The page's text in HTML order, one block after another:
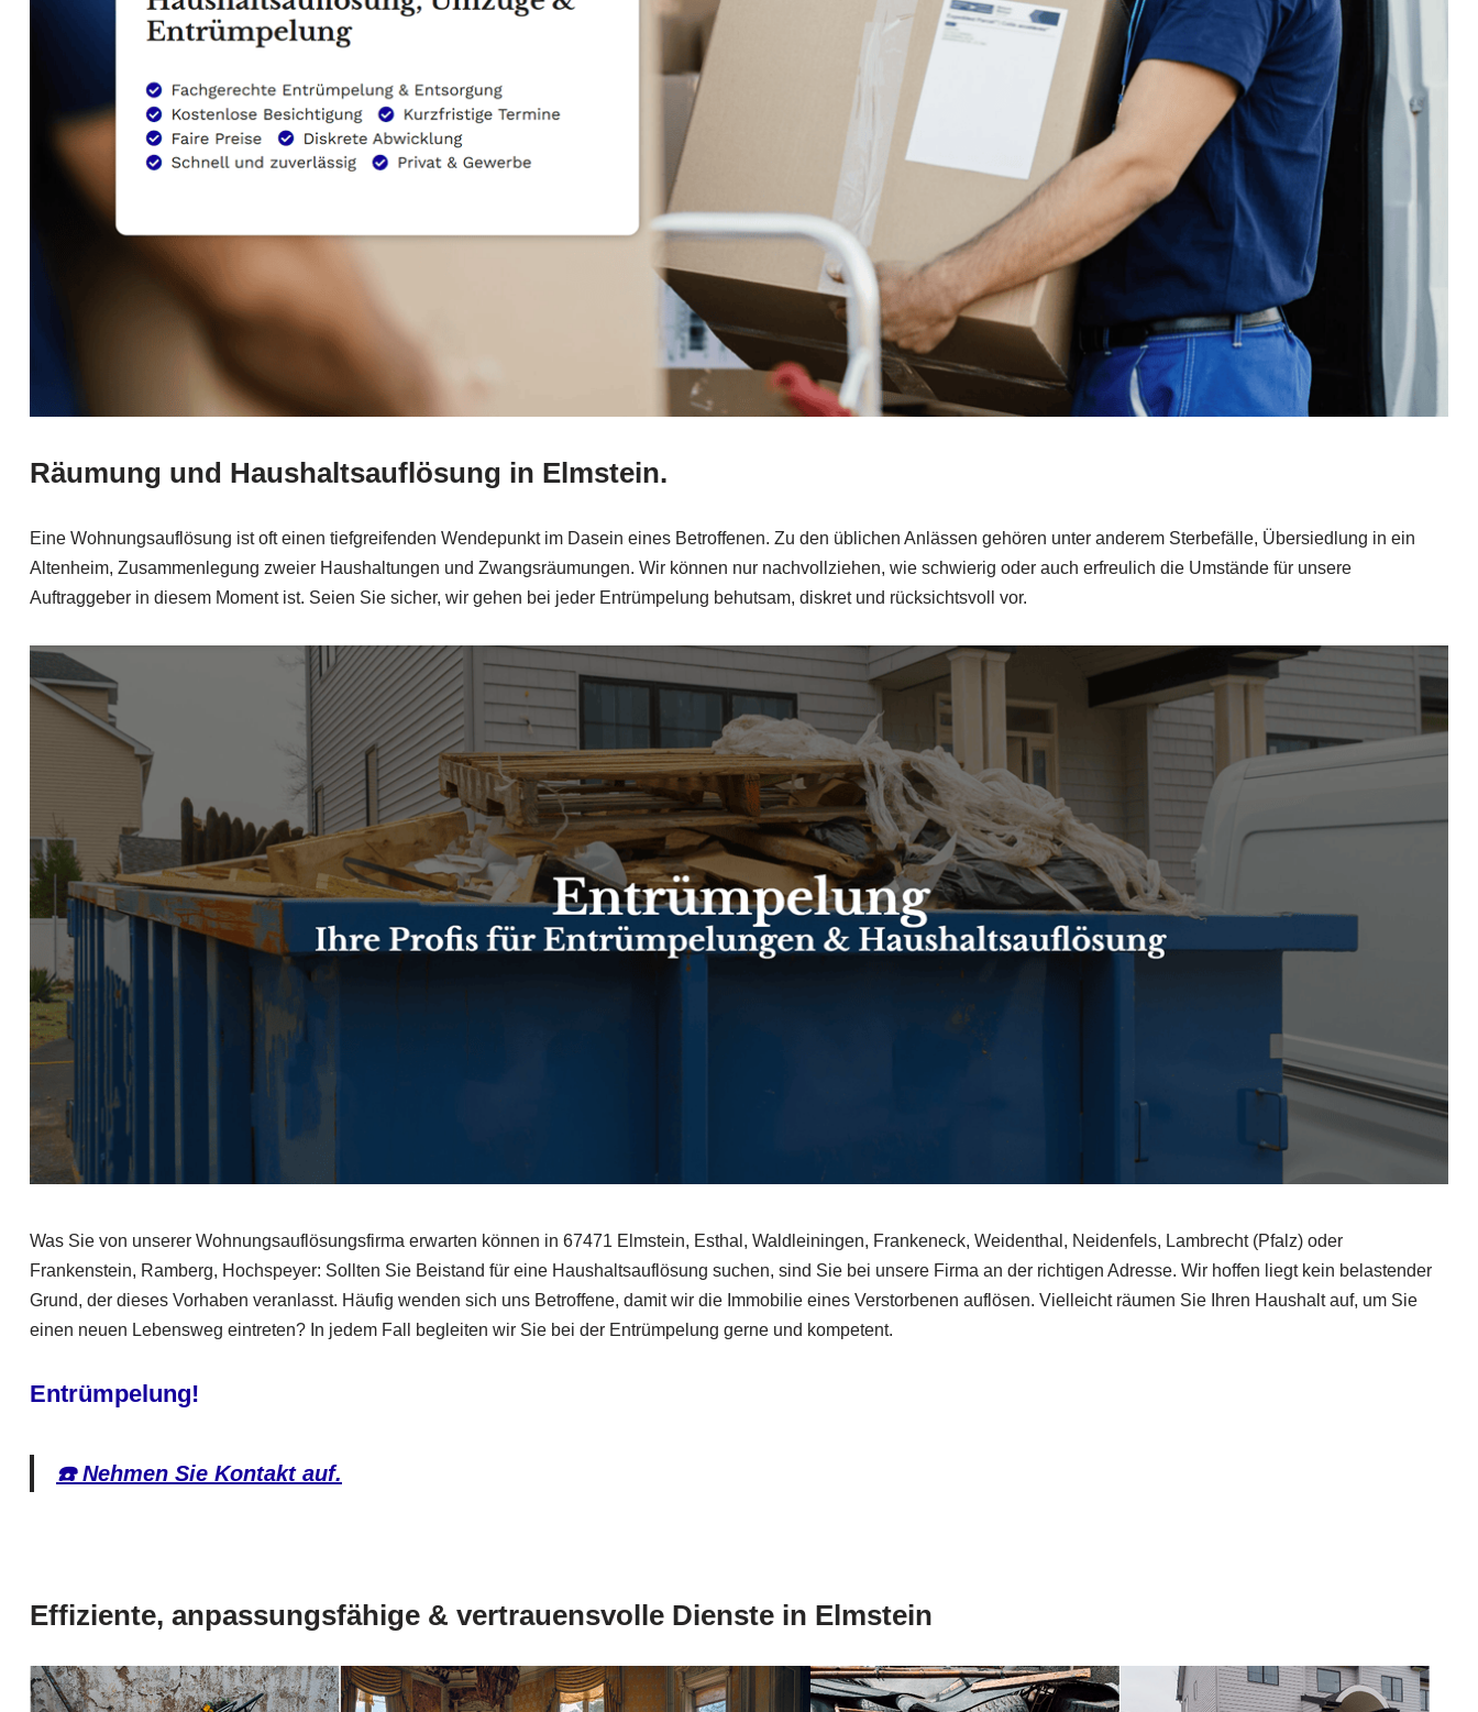
Räumung und Haushaltsauflösung in Elmstein.
Eine Wohnungsauflösung ist oft einen tiefgreifenden Wendepunkt im Dasein eines Betroffenen. Zu den üblichen Anlässen gehören unter anderem Sterbefälle, Übersiedlung in ein
Altenheim, Zusammenlegung zweier Haushaltungen und Zwangsräumungen. Wir können nur nachvollziehen, wie schwierig oder auch erfreulich die Umstände für unsere
Auftraggeber in diesem Moment ist. Seien Sie sicher, wir gehen bei jeder Entrümpelung behutsam, diskret und rücksichtsvoll vor.
Was Sie von unserer Wohnungsauflösungsfirma erwarten können in 67471 Elmstein, Esthal, Waldleiningen, Frankeneck, Weidenthal, Neidenfels, Lambrecht (Pfalz) oder
Frankenstein, Ramberg, Hochspeyer: Sollten Sie Beistand für eine Haushaltsauflösung suchen, sind Sie bei unsere Firma an der richtigen Adresse. Wir hoffen liegt kein belastender
Grund, der dieses Vorhaben veranlasst. Häufig wenden sich uns Betroffene, damit wir die Immobilie eines Verstorbenen auflösen. Vielleicht räumen Sie Ihren Haushalt auf, um Sie
einen neuen Lebensweg eintreten? In jedem Fall begleiten wir Sie bei der Entrümpelung gerne und kompetent.
Entrümpelung!
☎️ Nehmen Sie Kontakt auf.
Effiziente, anpassungsfähige & vertrauensvolle Dienste in Elmstein